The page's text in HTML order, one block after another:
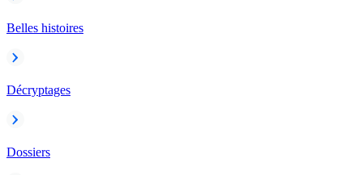
Belles histoires
Décryptages
Dossiers